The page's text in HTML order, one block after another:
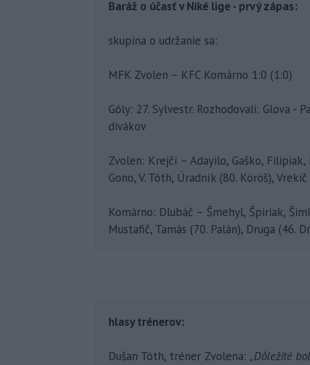
Baráž o účasť v Niké lige - prvý zápas:
skupina o udržanie sa:
MFK Zvolen – KFC Komárno 1:0 (1:0)
Góly: 27. Sylvestr. Rozhodovali: Glova -
divákov
Zvolen: Krejčí – Adayilo, Gaško,
Gono, V. Tóth, Úradník (80. Köröš),
Komárno: Dlubáč – Šmehyl, Špiriak,
Mustafič, Tamás (70. Palán), Druga (46.
hlasy trénerov:
Dušan Tóth, tréner Zvolena: „Dôležité